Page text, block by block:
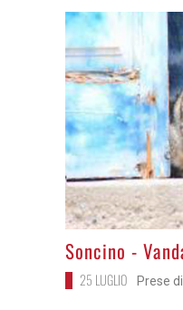
>
Soncino -
25 LUGLIO Prese